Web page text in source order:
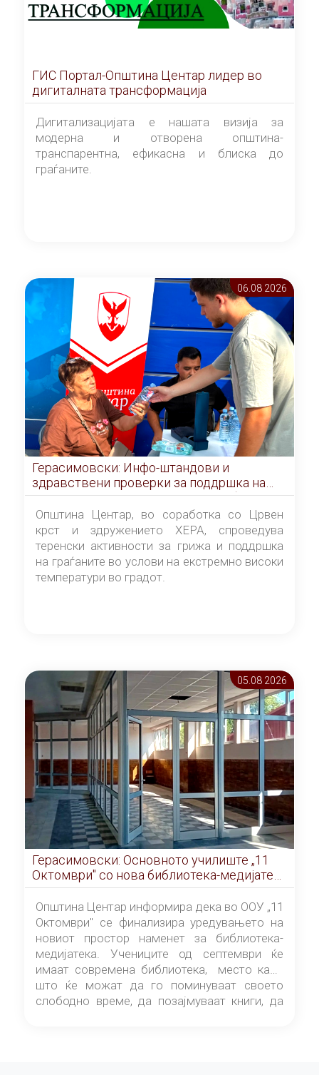
ГИС Портал-Општина Центар лидер во
дигиталната трансформација
Дигитализацијата е нашата визија за
модерна и отворена општина-
транспарентна, ефикасна и блиска до
граѓаните.
06.08 2026
Герасимовски: Инфо-штандови и
здравствени проверки за поддршка на
граѓаните во услови на топлотен бран
Општина Центар, во соработка со Црвен
крст и здружението ХЕРА, спроведува
теренски активности за грижа и поддршка
на граѓаните во услови на екстремно високи
температури во градот.
05.08 2026
Герасимовски: Основното училиште „11
Октомври" со нова библиотека-медијатека
од септември
Општина Центар информира дека во ООУ „11
Октомври" се финализира уредувањето на
новиот простор наменет за библиотека-
медијатека. Учениците од септември ќе
имаат современа библиотека, место каде
што ќе можат да го поминуваат своето
слободно време, да позајмуваат книги, да